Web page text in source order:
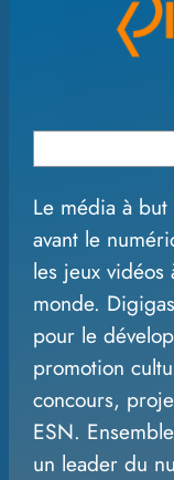
e
a
r
c
h
Le média à
avant le
les jeux vidéos
monde.
pour le
promotion
concours,
ESN.
un leader du